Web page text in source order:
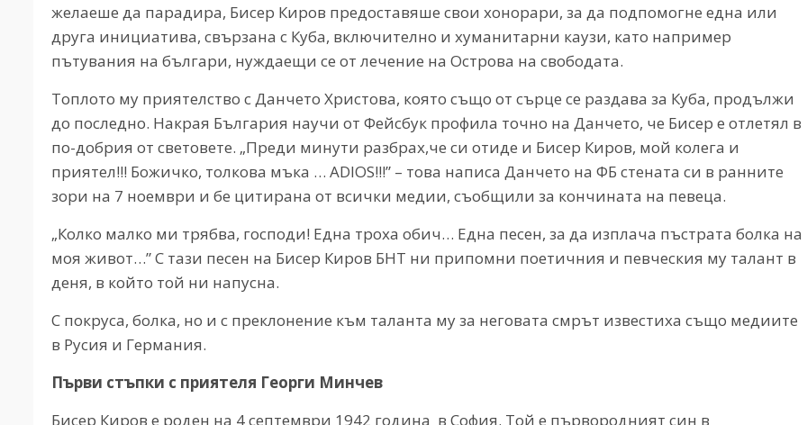
желаеше да парадира, Бисер Киров предоставяше свои хонорари, за да подпомогне една или
друга инициатива, свързана с Куба, включително и хуманитарни каузи, като например
пътувания на българи, нуждаещи се от лечение на Острова на свободата.
Топлото му приятелство с Данчето Христова, която също от сърце се раздава за Куба, продължи
до последно. Накрая България научи от Фейсбук профила точно на Данчето, че Бисер е отлетял в
по-добрия от световете. „Преди минути разбрах,че си отиде и Бисер Киров, мой колега и
приятел!!! Божичко, толкова мъка … ADIOS!!!” – това написа Данчето на ФБ стената си в ранните
зори на 7 ноември и бе цитирана от всички медии, съобщили за кончината на певеца.
„Колко малко ми трябва, господи! Една троха обич… Една песен, за да изплача пъстрата болка на
моя живот…” С тази песен на Бисер Киров БНТ ни припомни поетичния и певческия му талант в
деня, в който той ни напусна.
С покруса, болка, но и с преклонение към таланта му за неговата смрът известиха също медиите
в Русия и Германия.
Първи стъпки с приятеля Георги Минчев
Бисер Киров е роден на 4 септември 1942 година в София. Той е първородният син в